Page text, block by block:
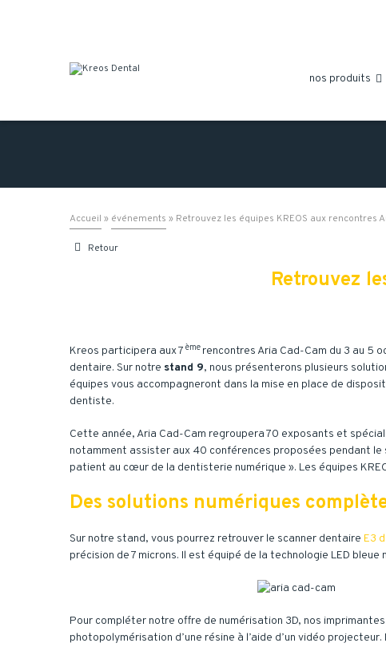
nos produits 
Accueil » événements » Retrouvez les équipes KREOS aux rencontres
 Retour
Retrouvez
Kreos participera aux 7 ème rencontres Aria Cad-Cam du 3 au 5
dentaire. Sur notre stand 9, nous présenterons plusieurs
équipes vous accompagneront dans la mise en place de
dentiste.
Cette année, Aria Cad-Cam regroupera 70 exposants et
notamment assister aux 40 conférences proposées pendant le
patient au cœur de la dentisterie numérique ». Les équipes
Des solutions numériques
Sur notre stand, vous pourrez retrouver le scanner dentaire E3
précision de 7 microns. Il est équipé de la technologie LED
Pour compléter notre offre de numérisation 3D, nos
photopolymérisation d’une résine à l’aide d’un vidéo